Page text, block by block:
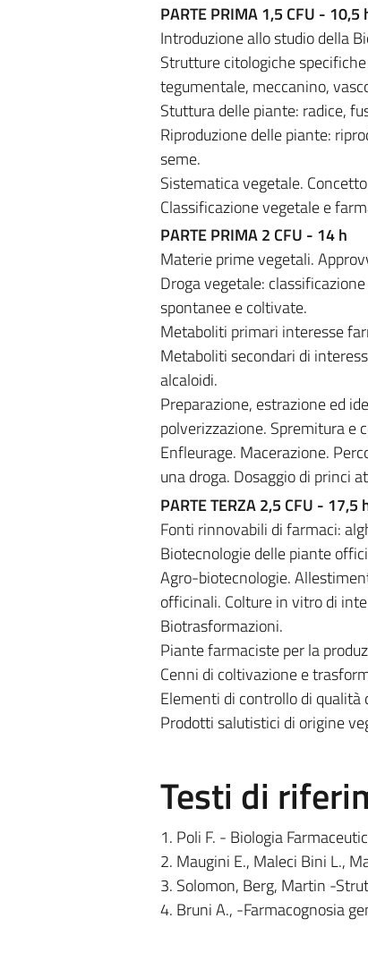
PARTE PRIMA 1,5 CFU - 10,5
Introduzione allo studio della
Strutture citologiche
tegumentale, meccanino,
Stuttura delle piante: radice,
Riproduzione delle piante:
seme.
Sistematica vegetale.
Classificazione vegetale e
PARTE PRIMA 2 CFU - 14 h
Materie prime vegetali.
Droga vegetale:
spontanee e coltivate.
Metaboliti primari interesse
Metaboliti secondari di
alcaloidi.
Preparazione, estrazione ed
polverizzazione. Spremitura e
Enfleurage. Macerazione.
una droga. Dosaggio di princi
PARTE TERZA 2,5 CFU - 17,5
Fonti rinnovabili di farmaci:
Biotecnologie delle piante
Agro-biotecnologie.
officinali. Colture in vitro di
Biotrasformazioni.
Piante farmaciste per la
Cenni di coltivazione e
Elementi di controllo di
Prodotti salutistici di origine
Testi di
1. Poli F. - Biologia
2. Maugini E., Maleci Bini L.,
3. Solomon, Berg, Martin -
4. Bruni A., -Farmacognosia